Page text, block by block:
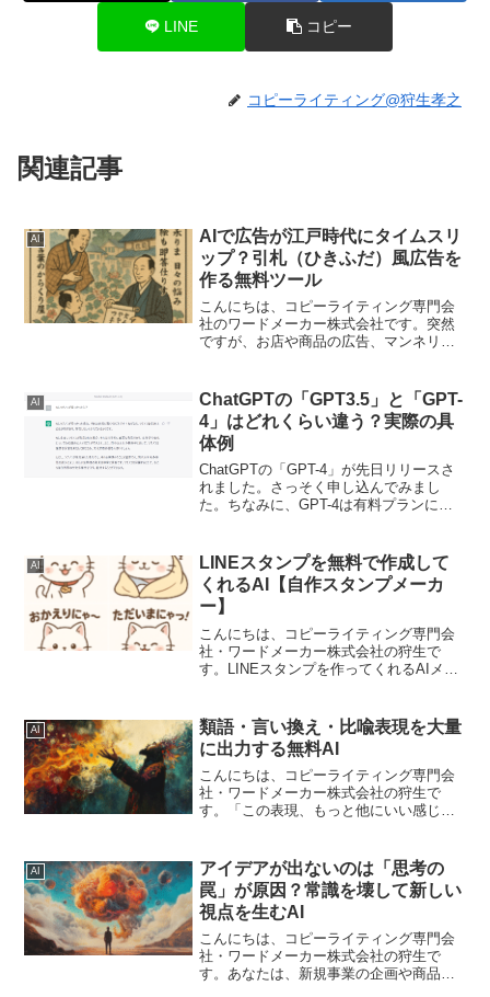
LINE コピー
コピーライティング@狩生孝之
関連記事
AI
AIで広告が江戸時代にタイムスリ
ップ？引札（ひきふだ）風広告を
作る無料ツール
こんにちは、コピーライティング専門会
社のワードメーカー株式会社です。突然
ですが、お店や商品の広告、マンネリ化
と違う、面白い方法で注目を集めた
い！」そんなふうに感じている...
AI
ChatGPTの「GPT3.5」と「GPT-
4」はどれくらい違う？実際の具
体例
ChatGPTの「GPT-4」が先日リリースさ
れました。さっそく申し込んでみまし
た。ちなみに、GPT-4は有料プランに申
あるのか？という性能の面での比較につ
いては、他...
AI
LINEスタンプを無料で作成して
くれるAI【自作スタンプメーカ
ー】
こんにちは、コピーライティング専門会
社・ワードメーカー株式会社の狩生で
す。LINEスタンプを作ってくれるAIメー
いろいろ自作したい…という方にオスス
メです。L...
AI
類語・言い換え・比喩表現を大量
に出力する無料AI
こんにちは、コピーライティング専門会
社・ワードメーカー株式会社の狩生で
す。「この表現、もっと他にいい感じに
るという仕事柄、よくあります。「もっ
とよさそうな表現が…」と思...
AI
アイデアが出ないのは「思考の
罠」が原因？常識を壊して新しい
視点を生むAI
こんにちは、コピーライティング専門会
社・ワードメーカー株式会社の狩生で
す。あなたは、新規事業の企画や商品の